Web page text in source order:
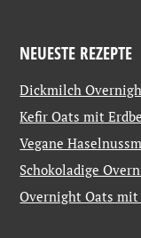
NEUESTE REZEPTE
Dickmilch
Kefir Oats mit
Vegane
Schokoladige
Overnight Oats